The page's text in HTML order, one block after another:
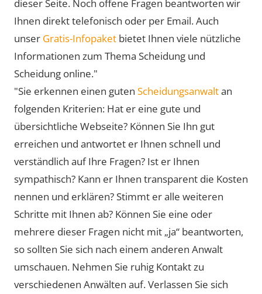
dieser Seite. Noch offene Fragen beantworten wir
Ihnen direkt telefonisch oder per Email. Auch
unser Gratis-Infopaket bietet Ihnen viele nützliche
Informationen zum Thema Scheidung und
Scheidung online."
"Sie erkennen einen guten Scheidungsanwaltan
folgenden Kriterien: Hat er eine gute und
übersichtliche Webseite? Können Sie Ihn gut
erreichen und antwortet er Ihnen schnell und
verständlich auf Ihre Fragen? Ist er Ihnen
sympathisch? Kann er Ihnen transparent die Kosten
nennen und erklären? Stimmt er alle weiteren
Schritte mit Ihnen ab? Können Sie eine oder
mehrere dieser Fragen nicht mit „ja“ beantworten,
so sollten Sie sich nach einem anderen Anwalt
umschauen. Nehmen Sie ruhig Kontakt zu
verschiedenen Anwälten auf. Verlassen Sie sich